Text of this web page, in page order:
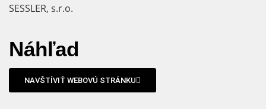
SESSLER, s.r.o.
Náhľad
NAVŠTÍVIŤ WEBOVÚ STRÁNKU